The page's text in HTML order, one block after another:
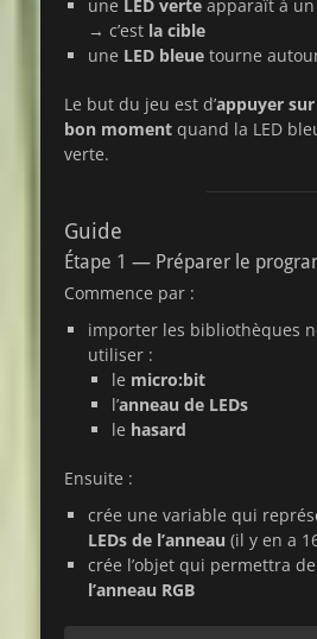
une LED verte apparaît à
→ c’est la cible
une LED bleue tourne
Le but du jeu est d’appuyer
bon moment quand la LED
verte.
Guide
Étape 1 — Préparer le
Commence par :
importer les bibliothèques
utiliser :
le micro:bit
l’anneau de LEDs
le hasard
Ensuite :
crée une variable qui
LEDs de l’anneau (il y en a
crée l’objet qui permettra de
l’anneau RGB